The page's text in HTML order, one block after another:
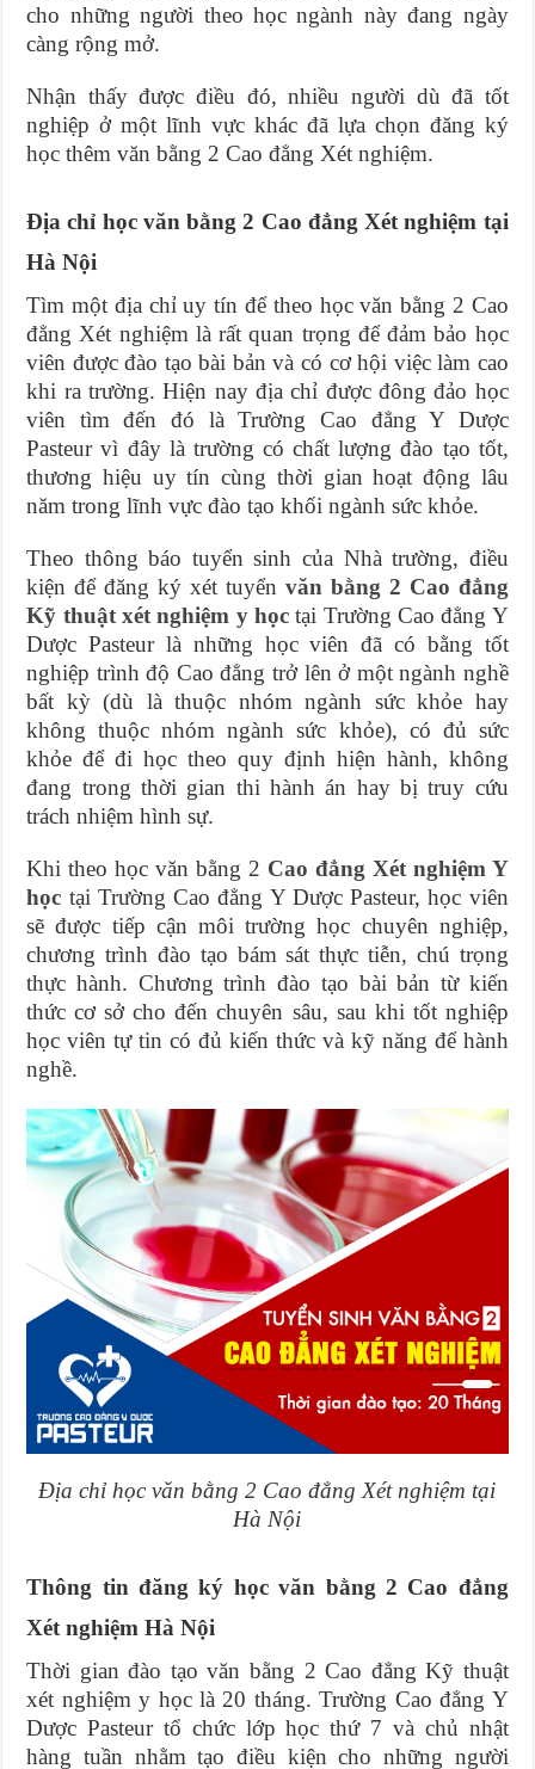
cho những người theo học ngành này đang ngày
càng rộng mở.
Nhận thấy được điều đó, nhiều người dù đã tốt
nghiệp ở một lĩnh vực khác đã lựa chọn đăng ký
học thêm văn bằng 2 Cao đẳng Xét nghiệm.
Địa chỉ học văn bằng 2 Cao đẳng Xét nghiệm tại
Hà Nội
Tìm một địa chỉ uy tín để theo học văn bằng 2 Cao
đẳng Xét nghiệm là rất quan trọng để đảm bảo học
viên được đào tạo bài bản và có cơ hội việc làm cao
khi ra trường. Hiện nay địa chỉ được đông đảo học
viên tìm đến đó là Trường Cao đẳng Y Dược
Pasteur vì đây là trường có chất lượng đào tạo tốt,
thương hiệu uy tín cùng thời gian hoạt động lâu
năm trong lĩnh vực đào tạo khối ngành sức khỏe.
Theo thông báo tuyển sinh của Nhà trường, điều
kiện để đăng ký xét tuyển văn bằng 2 Cao đẳng
Kỹ thuật xét nghiệm y học tại Trường Cao đẳng Y
Dược Pasteur là những học viên đã có bằng tốt
nghiệp trình độ Cao đẳng trở lên ở một ngành nghề
bất kỳ (dù là thuộc nhóm ngành sức khỏe hay
không thuộc nhóm ngành sức khỏe), có đủ sức
khỏe để đi học theo quy định hiện hành, không
đang trong thời gian thi hành án hay bị truy cứu
trách nhiệm hình sự.
Khi theo học văn bằng 2 Cao đẳng Xét nghiệm Y
học tại Trường Cao đẳng Y Dược Pasteur, học viên
sẽ được tiếp cận môi trường học chuyên nghiệp,
chương trình đào tạo bám sát thực tiễn, chú trọng
thực hành. Chương trình đào tạo bài bản từ kiến
thức cơ sở cho đến chuyên sâu, sau khi tốt nghiệp
học viên tự tin có đủ kiến thức và kỹ năng để hành
nghề.
Địa chỉ học văn bằng 2 Cao đẳng Xét nghiệm tại
Hà Nội
Thông tin đăng ký học văn bằng 2 Cao đẳng
Xét nghiệm Hà Nội
Thời gian đào tạo văn bằng 2 Cao đẳng Kỹ thuật
xét nghiệm y học là 20 tháng. Trường Cao đẳng Y
Dược Pasteur tổ chức lớp học thứ 7 và chủ nhật
hàng tuần nhằm tạo điều kiện cho những người